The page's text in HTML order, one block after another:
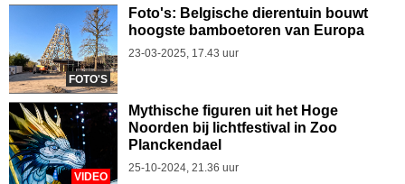
FOTO'S
Foto's: Belgische dierentuin bouwt
hoogste bamboetoren van Europa
23-03-2025, 17.43 uur
VIDEO
Mythische figuren uit het Hoge
Noorden bij lichtfestival in Zoo
Planckendael
25-10-2024, 21.36 uur